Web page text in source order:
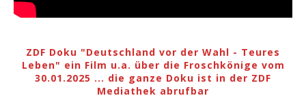
ZDF Doku "Deutschland vor der Wahl - Teures
Leben" ein Film u.a. über die Froschkönige vom
30.01.2025 ... die ganze Doku ist in der ZDF
Mediathek abrufbar